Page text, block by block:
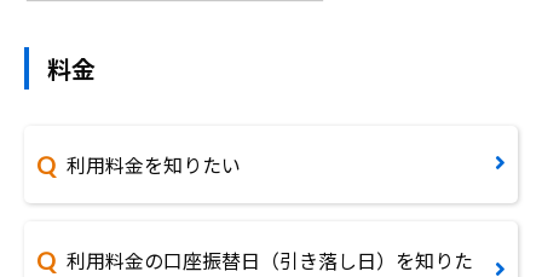
料金
利用料金を知りたい
利用料金の口座振替日（引き落し日）を知りた